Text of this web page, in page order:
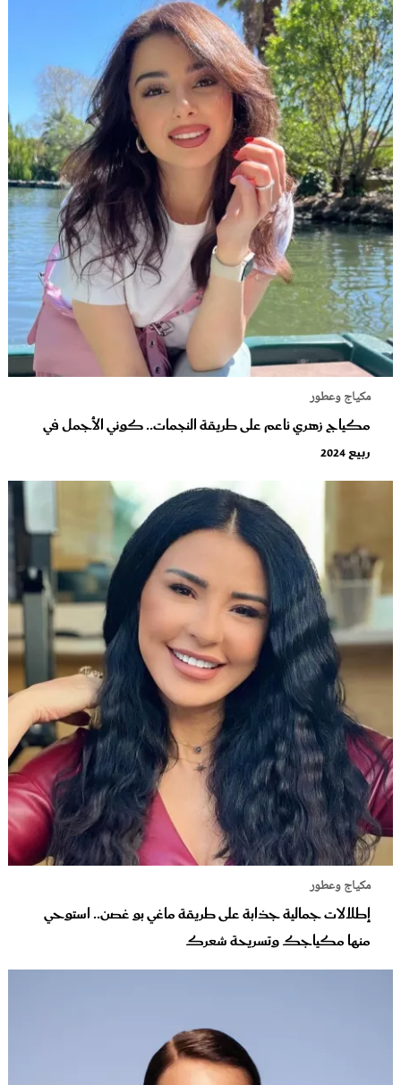
مكياج وعطور
مكياج زهري ناعم على طريقة النجمات.. كوني الأجمل في
ربيع 2024
مكياج وعطور
إطلالات جمالية جذابة على طريقة ماغي بو غصن.. استوحي
منها مكياجك وتسريحة شعرك